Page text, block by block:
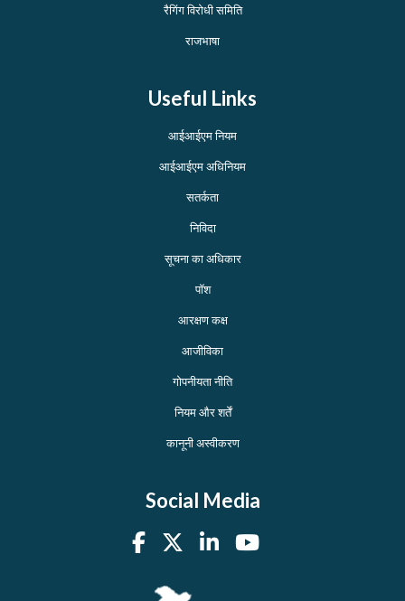
रैगिंग विरोधी समिति
राजभाषा
Useful Links
आईआईएम नियम
आईआईएम अधिनियम
सतर्कता
निविदा
सूचना का अधिकार
पॉश
आरक्षण कक्ष
आजीविका
गोपनीयता नीति
नियम और शर्तें
कानूनी अस्वीकरण
Social Media